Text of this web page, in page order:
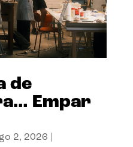
de
Empar
2, 2026